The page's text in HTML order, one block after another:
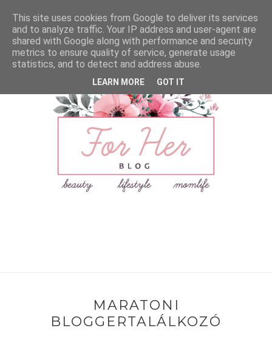
MARATONI
BLOGGERTALÁLKOZÓ
This site uses cookies from Google to deliver its services
and to analyze traffic. Your IP address and user-agent are
shared with Google along with performance and security
metrics to ensure quality of service, generate usage
statistics, and to detect and address abuse.
LEARN MORE GOT IT